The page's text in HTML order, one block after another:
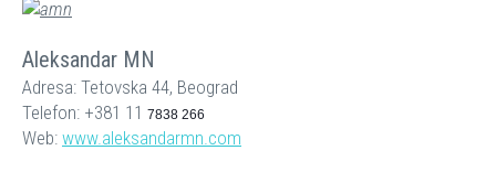
Aleksandar MN
Adresa: Tetovska 44, Beograd
Telefon: +381 11 7838 266
Web: www.aleksandarmn.com